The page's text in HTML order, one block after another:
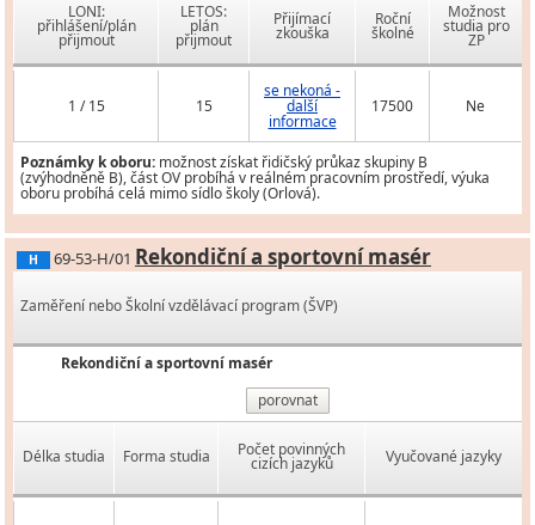
LONI:
přihlášení/plán
přijmout
LETOS:
plán
přijmout
Přijímací
zkouška
Roční
školné
Možnost
studia pro
ZP
1 / 15 15
se nekoná -
další
informace
17500 Ne
Poznámky k oboru: možnost získat řidičský průkaz skupiny B
(zvýhodněně B), část OV probíhá v reálném pracovním prostředí, výuka
oboru probíhá celá mimo sídlo školy (Orlová).
H 69-53-H/01 Rekondiční a sportovní masér
Zaměření nebo Školní vzdělávací program (ŠVP)
Rekondiční a sportovní masér
porovnat
Délka studia Forma studia Počet povinných
cizích jazyků Vyučované jazyky